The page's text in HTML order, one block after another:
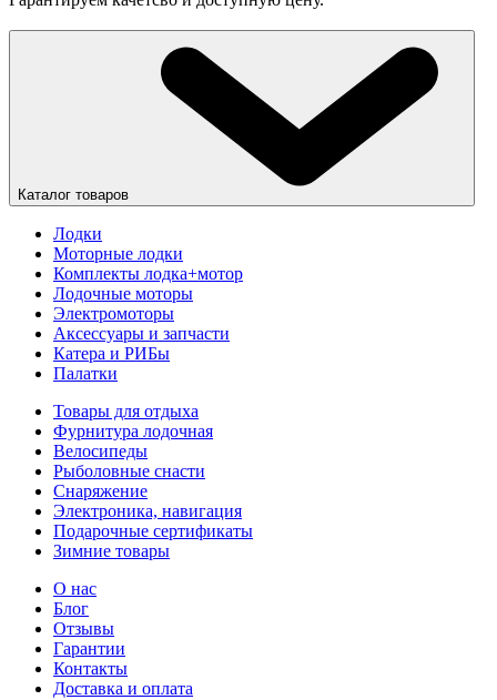
Каталог товаров
Лодки
Моторные лодки
Комплекты лодка+мотор
Лодочные моторы
Электромоторы
Аксессуары и запчасти
Катера и РИБы
Палатки
Товары для отдыха
Фурнитура лодочная
Велосипеды
Рыболовные снасти
Снаряжение
Электроника, навигация
Подарочные сертификаты
Зимние товары
О нас
Блог
Отзывы
Гарантии
Контакты
Доставка и оплата